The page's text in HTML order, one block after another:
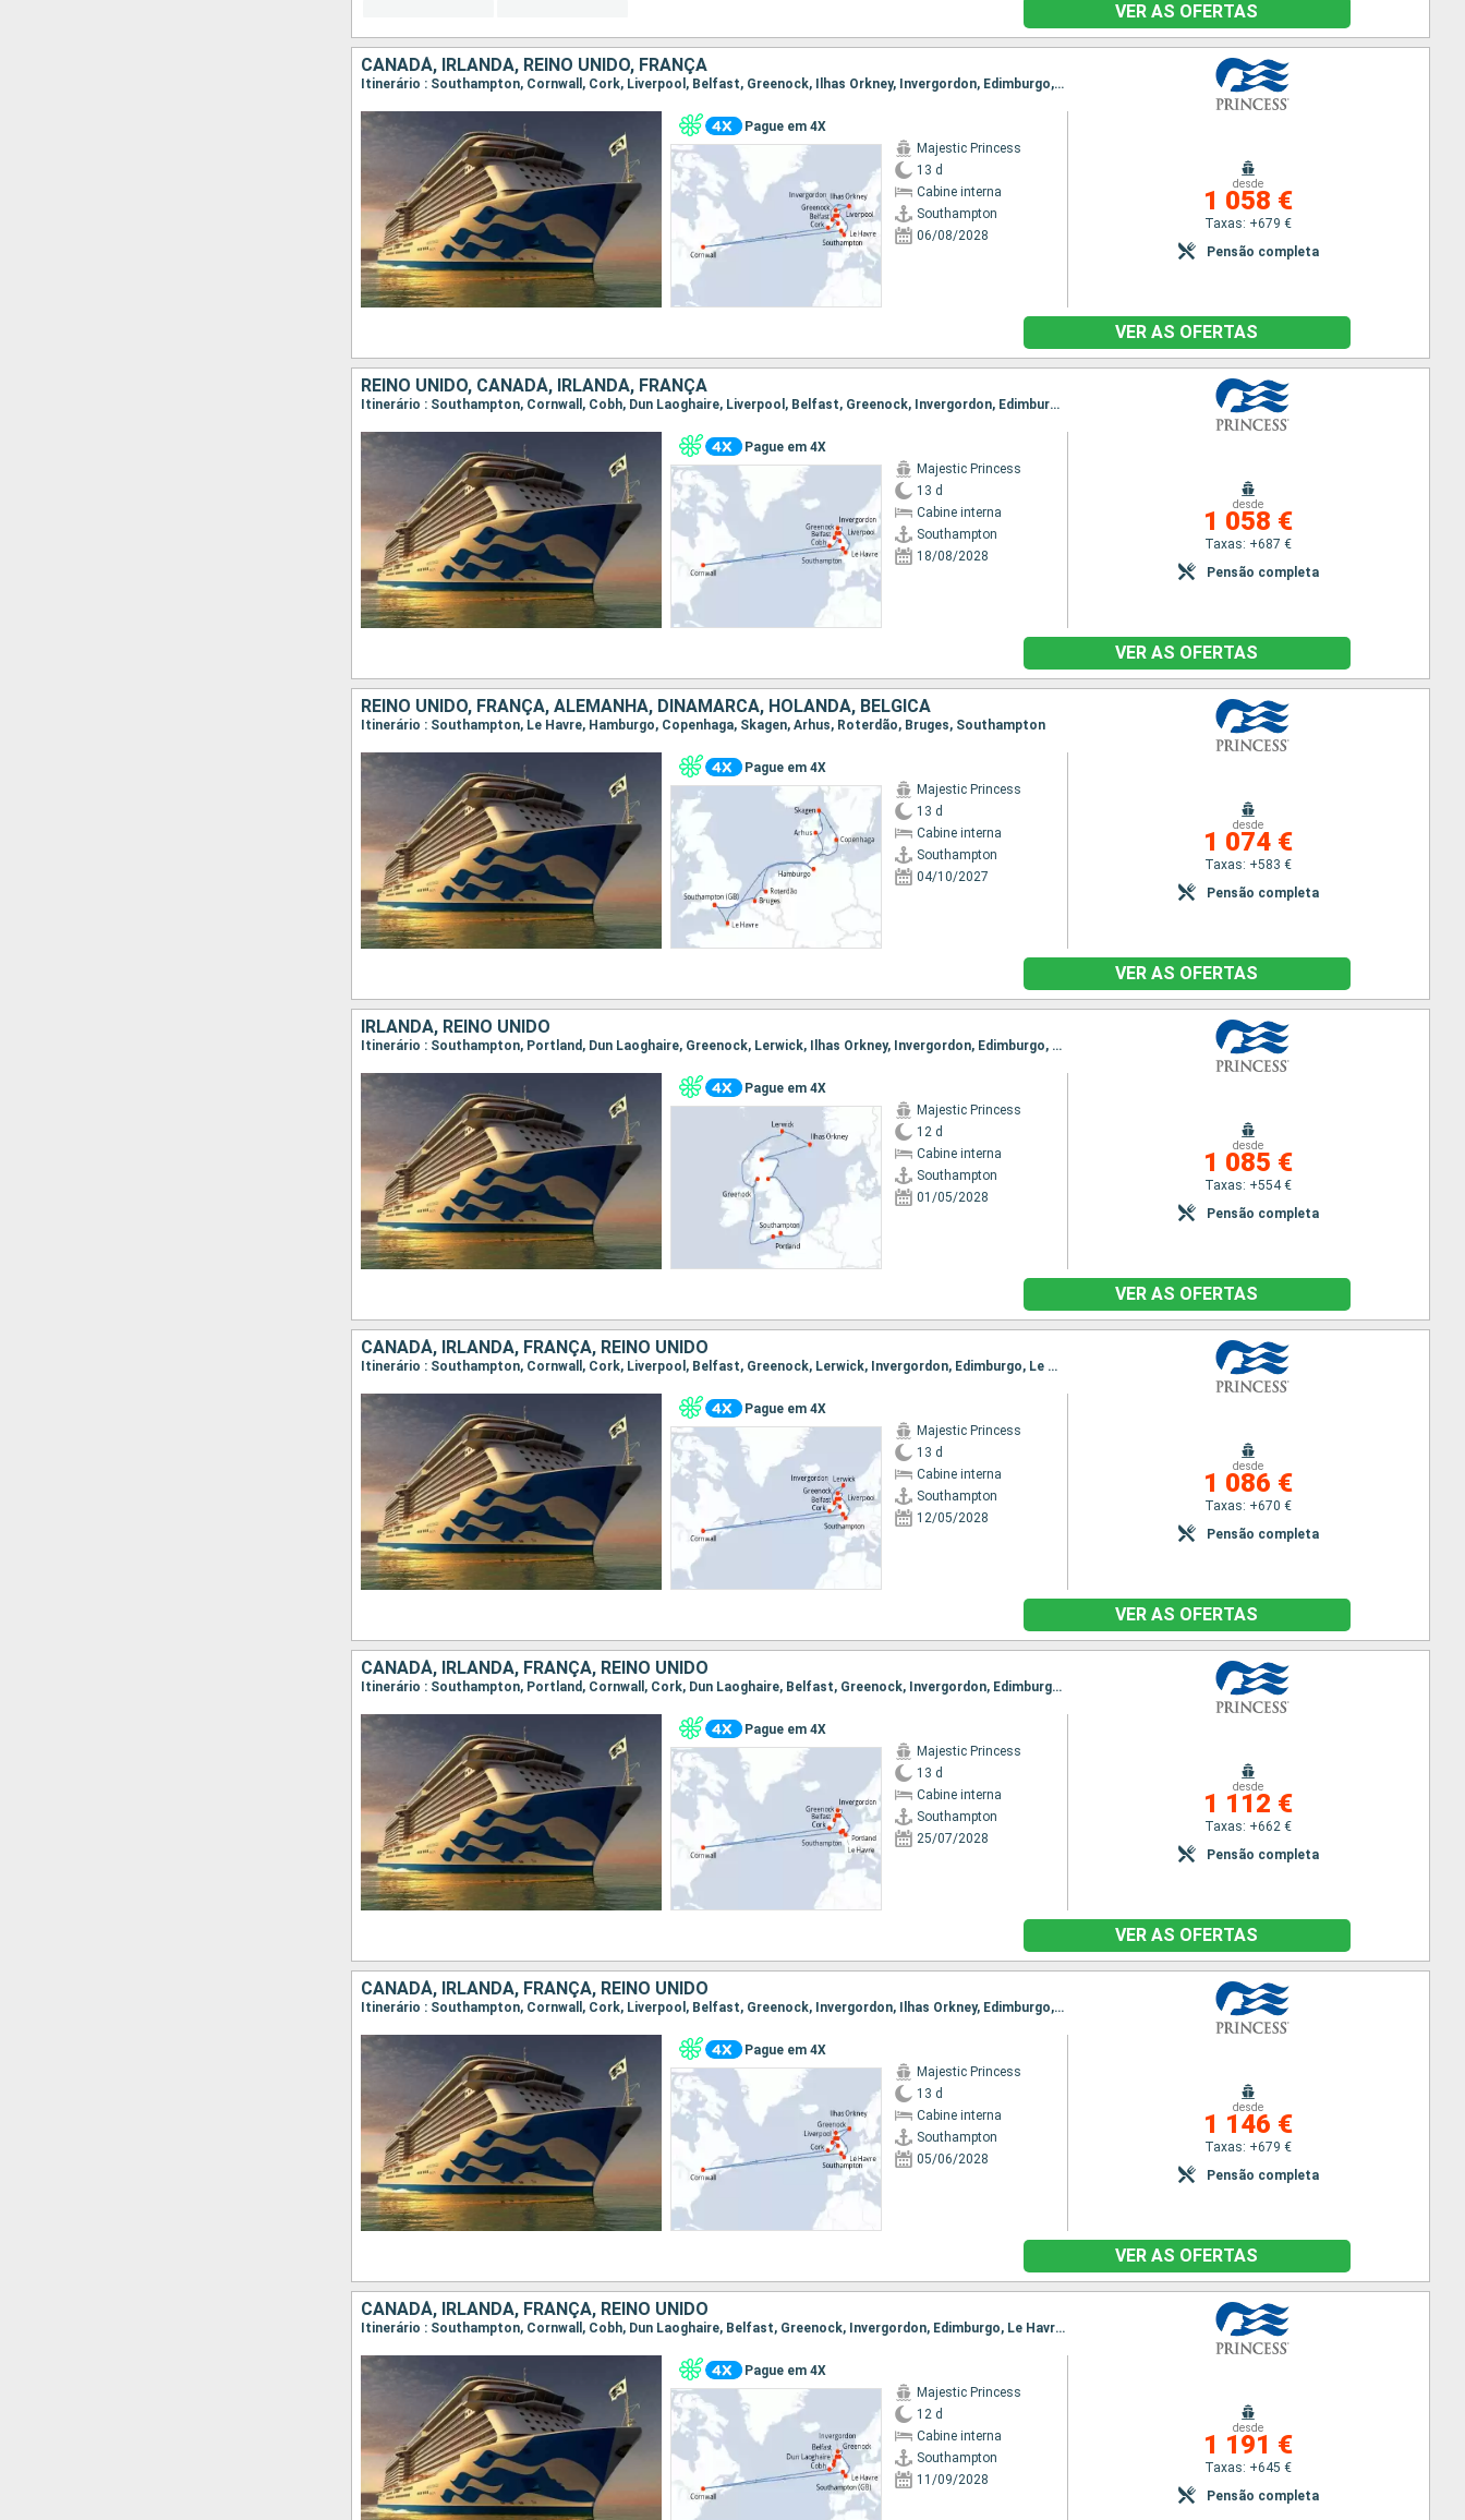
VER AS OFERTAS
CANADÁ, IRLANDA, REINO UNIDO, FRANÇA
Itinerário : Southampton, Cornwall, Cork, Liverpool, Belfast, Greenock, Ilhas Orkney, Invergordon, Edimburgo, Le Havre, Southampton
Pague em 4X
Majestic Princess
13 d
Cabine interna
Southampton
06/08/2028
desde
1 058 €
Taxas: +679 €
Pensão completa
VER AS OFERTAS
REINO UNIDO, CANADÁ, IRLANDA, FRANÇA
Itinerário : Southampton, Cornwall, Cobh, Dun Laoghaire, Liverpool, Belfast, Greenock, Invergordon, Edimburgo, Le Havre, Southampton
Pague em 4X
Majestic Princess
13 d
Cabine interna
Southampton
18/08/2028
desde
1 058 €
Taxas: +687 €
Pensão completa
VER AS OFERTAS
REINO UNIDO, FRANÇA, ALEMANHA, DINAMARCA, HOLANDA, BÉLGICA
Itinerário : Southampton, Le Havre, Hamburgo, Copenhaga, Skagen, Arhus, Roterdão, Bruges, Southampton
Pague em 4X
Majestic Princess
13 d
Cabine interna
Southampton
04/10/2027
desde
1 074 €
Taxas: +583 €
Pensão completa
VER AS OFERTAS
IRLANDA, REINO UNIDO
Itinerário : Southampton, Portland, Dun Laoghaire, Greenock, Lerwick, Ilhas Orkney, Invergordon, Edimburgo, Southampton
Pague em 4X
Majestic Princess
12 d
Cabine interna
Southampton
01/05/2028
desde
1 085 €
Taxas: +554 €
Pensão completa
VER AS OFERTAS
CANADÁ, IRLANDA, FRANÇA, REINO UNIDO
Itinerário : Southampton, Cornwall, Cork, Liverpool, Belfast, Greenock, Lerwick, Invergordon, Edimburgo, Le Havre, Southampton
Pague em 4X
Majestic Princess
13 d
Cabine interna
Southampton
12/05/2028
desde
1 086 €
Taxas: +670 €
Pensão completa
VER AS OFERTAS
CANADÁ, IRLANDA, FRANÇA, REINO UNIDO
Itinerário : Southampton, Portland, Cornwall, Cork, Dun Laoghaire, Belfast, Greenock, Invergordon, Edimburgo, Le Havre, Southampton
Pague em 4X
Majestic Princess
13 d
Cabine interna
Southampton
25/07/2028
desde
1 112 €
Taxas: +662 €
Pensão completa
VER AS OFERTAS
CANADÁ, IRLANDA, FRANÇA, REINO UNIDO
Itinerário : Southampton, Cornwall, Cork, Liverpool, Belfast, Greenock, Invergordon, Ilhas Orkney, Edimburgo, Le Havre, Southampton
Pague em 4X
Majestic Princess
13 d
Cabine interna
Southampton
05/06/2028
desde
1 146 €
Taxas: +679 €
Pensão completa
VER AS OFERTAS
CANADÁ, IRLANDA, FRANÇA, REINO UNIDO
Itinerário : Southampton, Cornwall, Cobh, Dun Laoghaire, Belfast, Greenock, Invergordon, Edimburgo, Le Havre, Southampton
Pague em 4X
Majestic Princess
12 d
Cabine interna
Southampton
11/09/2028
desde
1 191 €
Taxas: +645 €
Pensão completa